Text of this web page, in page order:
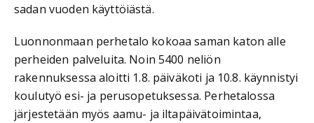
sadan vuoden käyttöiästä.
Luonnonmaan perhetalo kokoaa saman katon alle
perheiden palveluita. Noin 5400 neliön
rakennuksessa aloitti 1.8. päiväkoti ja 10.8. käynnistyi
koulutyö esi- ja perusopetuksessa. Perhetalossa
järjestetään myös aamu- ja iltapäivätoimintaa,